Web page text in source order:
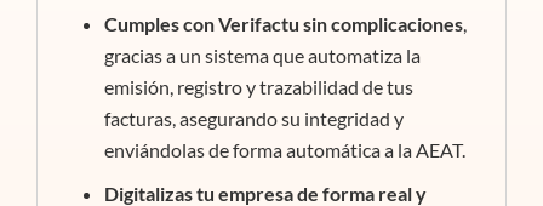
Cumples con Verifactu sin complicaciones
gracias a un sistema que automatiza la
emisión, registro y trazabilidad de tus
facturas, asegurando su integridad y
enviándolas de forma automática a la AEAT.
Digitalizas tu empresa de forma real y